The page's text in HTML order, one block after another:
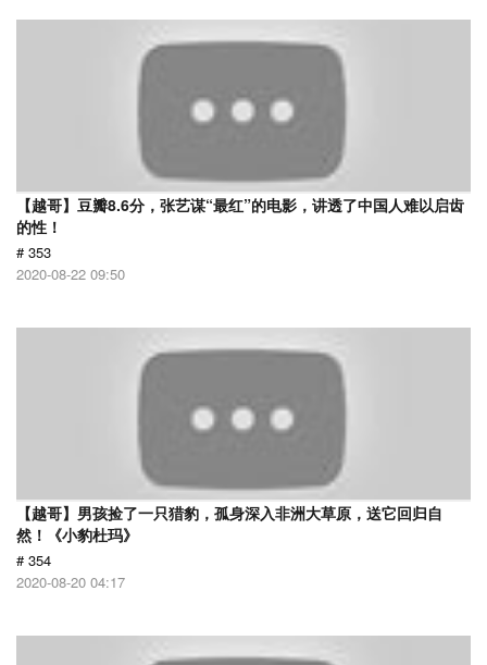
【越哥】豆瓣8.6分，张艺谋“最红”的电影，讲透了中国人难以启齿
的性！
# 353
2020-08-22 09:50
【越哥】男孩捡了一只猎豹，孤身深入非洲大草原，送它回归自
然！《小豹杜玛》
# 354
2020-08-20 04:17